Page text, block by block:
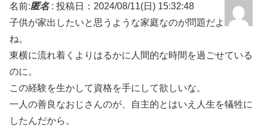
名前:匿名: 投稿日：2024/08/11(日) 15:32:48
子供が家出したいと思うような家庭なのが問題だよ
ね。
東横に流れ着くよりはるかに人間的な時間を過ごせている
のに。
この経験を生かして資格を手にして欲しいな。
一人の善良なおじさんのが、自主的とはいえ人生を犠牲に
したんだから。